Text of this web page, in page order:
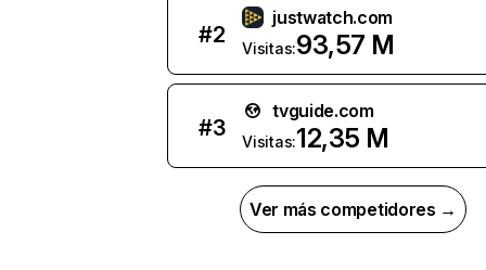
#2
justwatch.com
Visitas:93,57 M
#3
tvguide.com
Visitas:12,35 M
Ver más competidores →